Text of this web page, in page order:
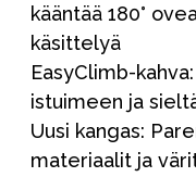
kääntää 180°
käsittelyä
EasyClimb-
istuimeen ja
Uusi kangas:
materiaalit ja